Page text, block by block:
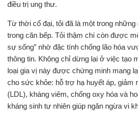
điều trị ung thư.
Từ thời cổ đại, tỏi đã là một trong những
trong căn bếp. Tỏi thậm chí còn được
sự sống” nhờ đặc tính chống lão hóa
thông tin. Không chỉ dừng lại ở việc tạo
loại gia vị này được chứng minh mang
cho sức khỏe: hỗ trợ hạ huyết áp, giảm
(LDL), kháng viêm, chống oxy hóa và
kháng sinh tự nhiên giúp ngăn ngừa vi